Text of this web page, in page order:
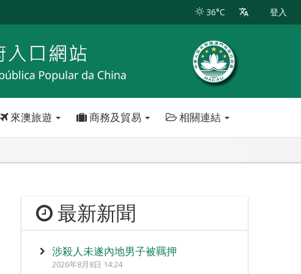
36°C 登入
來澳旅遊 商務及貿易 相關連結
最新新聞
涉殺人未遂內地男子被羈押
2026年8月8日 14:24